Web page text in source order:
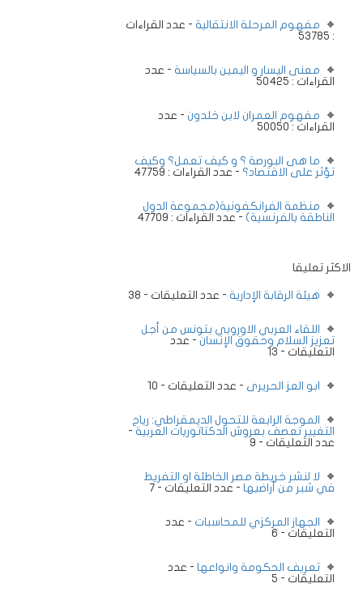
مفهوم المرحلة الانتقالية - عدد القراءات
: 53785
معنى اليسار و اليمين بالسياسة - عدد
القراءات : 50425
مفهوم العمران لابن خلدون - عدد
القراءات : 50050
ما هى البورصة ؟ و كيف تعمل؟ وكيف
تؤثر على الاقتصاد؟ - عدد القراءات : 47759
منظمة الفرانكفونية(مجموعة الدول
الناطقة بالفرنسية) - عدد القراءات : 47709
الاكثر تعليقا
هيئة الرقابة الإدارية - عدد التعليقات - 38
اللقاء العربي الاوروبي بتونس من أجل
تعزيز السلام وحقوق الإنسان - عدد
التعليقات - 13
ابو العز الحريرى - عدد التعليقات - 10
الموجة الرابعة للتحول الديمقراطي: رياح
التغيير تعصف بعروش الدكتاتوريات العربية -
عدد التعليقات - 9
لا لنشر خريطة مصر الخاطئة او التفريط
في شبر من أراضيها - عدد التعليقات - 7
الجهاز المركزي للمحاسبات - عدد
التعليقات - 6
تعريف الحكومة وانواعها - عدد
التعليقات - 5